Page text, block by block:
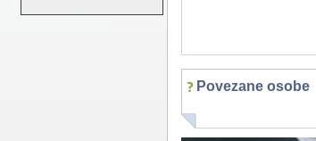
Povezane osobe